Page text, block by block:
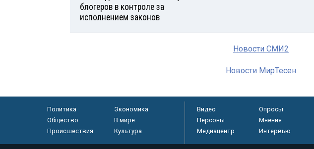
блогеров в контроле за
исполнением законов
Новости СМИ2
Новости МирТесен
Политика
Экономика
Общество
В мире
Происшествия
Культура
Видео Опросы
Персоны
Мнения
Медиацентр
Интервью